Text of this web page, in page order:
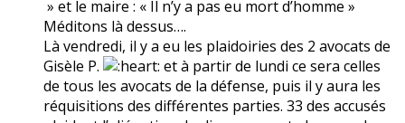
» et le maire : « Il n’y a pas eu mort d’homme »
Méditons là dessus….
Là vendredi, il y a eu les plaidoiries des 2 avocats de
Gisèle P.
et à partir de lundi ce sera celles
de tous les avocats de la défense, puis il y aura les
réquisitions des différentes parties. 33 des accusés